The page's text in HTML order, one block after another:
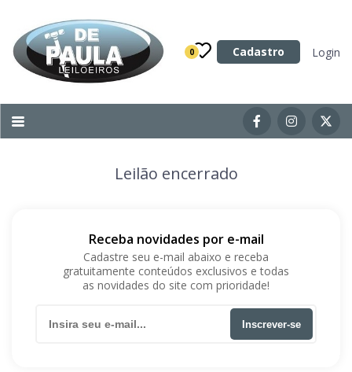
0 Cadastro Login
Categoria
Imóveis
Acessórios para Veículos
Máquinas
Leilão encerrado
Receba novidades por e-mail
Cadastre seu e-mail abaixo e receba
gratuitamente conteúdos exclusivos e todas
as novidades do site com prioridade!
Inscrever-se